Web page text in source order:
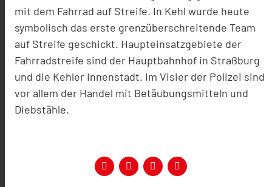
mit dem Fahrrad auf Streife. In Kehl wurde heute
symbolisch das erste grenzüberschreitende Team
auf Streife geschickt. Haupteinsatzgebiete der
Fahrradstreife sind der Hauptbahnhof in Straßburg
und die Kehler Innenstadt. Im Visier der Polizei sind
vor allem der Handel mit Betäubungsmitteln und
Diebstähle.